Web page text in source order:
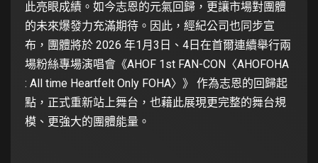
此亮眼成績。如今志恩的元氣回歸，更讓市場對團體
的未來爆發力充滿期待。因此，經紀公司也同步宣
布，團體將於 2026 年1月3日、4日在首爾連續舉行兩
場粉絲專場演唱會《AHOF 1st FAN-CON〈AHOFOHA
: All time Heartfelt Only FOHA〉》 作為志恩的回歸起
點，正式重新站上舞台，也藉此展現更完整的舞台規
模、更強大的團體能量。